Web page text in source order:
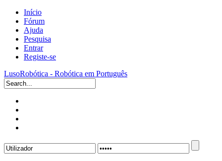
Início
Fórum
Ajuda
Pesquisa
Entrar
Registe-se
LusoRobótica - Robótica em Português